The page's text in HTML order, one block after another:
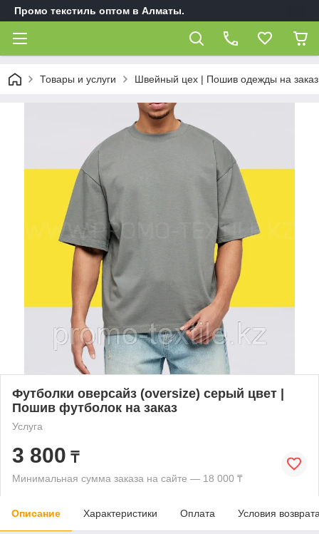
Промо текстиль оптом в Алматы.
Товары и услуги Швейный цех | Пошив одежды на заказ
Футболки оверсайз (oversize) серый цвет |
Пошив футболок на заказ
Услуга
3 800 ₸
Минимальная сумма заказа на сайте — 18 000 ₸
Описание Характеристики Оплата Условия